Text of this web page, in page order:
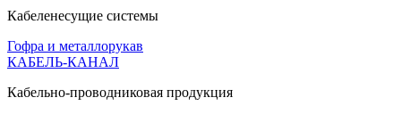
Кабеленесущие системы
Гофра и металлорукав
КАБЕЛЬ-КАНАЛ
Кабельно-проводниковая продукция